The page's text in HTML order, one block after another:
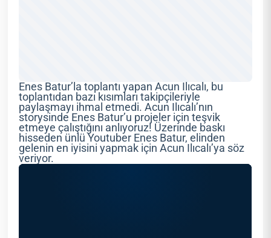
Enes Batur’la toplantı yapan Acun Ilıcalı, bu
toplantıdan bazı kısımları takipçileriyle
paylaşmayı ihmal etmedi. Acun Ilıcalı’nın
storysinde Enes Batur’u projeler için teşvik
etmeye çalıştığını anlıyoruz! Üzerinde baskı
hisseden ünlü Youtuber Enes Batur, elinden
gelenin en iyisini yapmak için Acun Ilıcalı’ya söz
veriyor.